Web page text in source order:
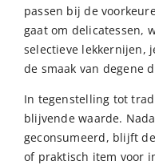
passen bij de
gaat om delicatessen,
selectieve lekkernijen,
de smaak van degene
In tegenstelling tot
blijvende waarde.
geconsumeerd, blijft
of praktisch item voor